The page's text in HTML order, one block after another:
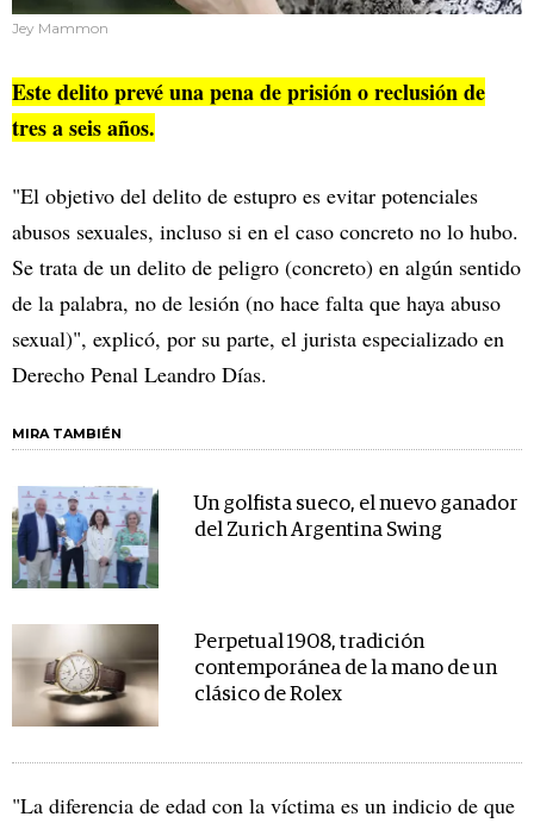
Jey Mammon
Este delito prevé una pena de prisión o reclusión de
tres a seis años.
"El objetivo del delito de estupro es evitar potenciales
abusos sexuales, incluso si en el caso concreto no lo hubo.
Se trata de un delito de peligro (concreto) en algún sentido
de la palabra, no de lesión (no hace falta que haya abuso
sexual)", explicó, por su parte, el jurista especializado en
Derecho Penal Leandro Días.
MIRA TAMBIÉN
Un golfista sueco, el nuevo ganador
del Zurich Argentina Swing
Perpetual 1908, tradición
contemporánea de la mano de un
clásico de Rolex
"La diferencia de edad con la víctima es un indicio de que